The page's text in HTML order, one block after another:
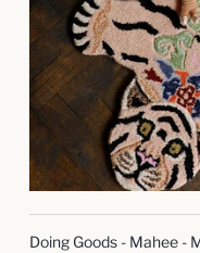
Doing Goods - Mahee -